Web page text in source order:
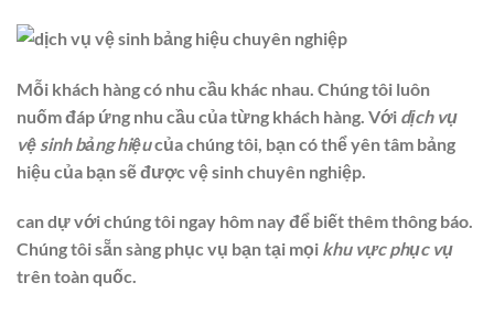
Mỗi khách hàng có nhu cầu khác nhau. Chúng tôi luôn
nuốm đáp ứng nhu cầu của từng khách hàng. Với dịch vụ
vệ sinh bảng hiệucủa chúng tôi, bạn có thể yên tâm bảng
hiệu của bạn sẽ được vệ sinh chuyên nghiệp.
can dự với chúng tôi ngay hôm nay để biết thêm thông báo.
Chúng tôi sẵn sàng phục vụ bạn tại mọi khu vực phục vụ
trên toàn quốc.